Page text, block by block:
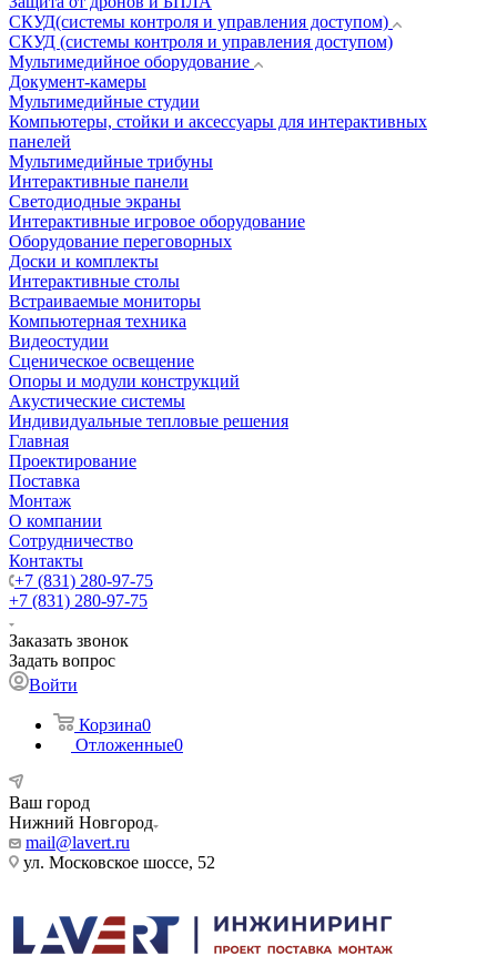
СКУД(системы контроля и управления доступом)
СКУД (системы контроля и управления доступом)
Мультимедийное оборудование
Документ-камеры
Мультимедийные студии
Компьютеры, стойки и аксессуары для интерактивных
панелей
Мультимедийные трибуны
Интерактивные панели
Светодиодные экраны
Интерактивные игровое оборудование
Оборудование переговорных
Доски и комплекты
Интерактивные столы
Встраиваемые мониторы
Компьютерная техника
Видеостудии
Cценическое освещение
Опоры и модули конструкций
Акустические системы
Индивидуальные тепловые решения
Главная
Проектирование
Поставка
Монтаж
О компании
Сотрудничество
Контакты
+7 (831) 280-97-75
+7 (831) 280-97-75
Заказать звонок
Задать вопрос
Войти
Корзина0
Отложенные0
Ваш город
Нижний Новгород
mail@lavert.ru
ул. Московское шоссе, 52